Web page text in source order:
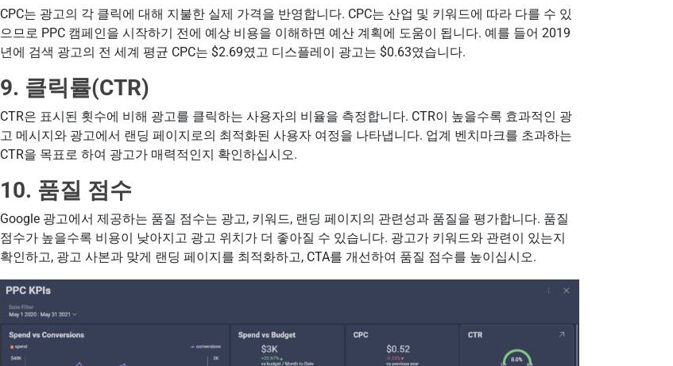
CPC는 광고의 각 클릭에 대해 지불한 실제 가격을 반영합니다. CPC는 산업 및 키워드에 따라 다를 수 있
으므로 PPC 캠페인을 시작하기 전에 예상 비용을 이해하면 예산 계획에 도움이 됩니다. 예를 들어 2019
년에 검색 광고의 전 세계 평균 CPC는 $2.69였고 디스플레이 광고는 $0.63였습니다.
9. 클릭률(CTR)
CTR은 표시된 횟수에 비해 광고를 클릭하는 사용자의 비율을 측정합니다. CTR이 높을수록 효과적인 광
고 메시지와 광고에서 랜딩 페이지로의 최적화된 사용자 여정을 나타냅니다. 업계 벤치마크를 초과하는
CTR을 목표로 하여 광고가 매력적인지 확인하십시오.
10. 품질 점수
Google 광고에서 제공하는 품질 점수는 광고, 키워드, 랜딩 페이지의 관련성과 품질을 평가합니다. 품질
점수가 높을수록 비용이 낮아지고 광고 위치가 더 좋아질 수 있습니다. 광고가 키워드와 관련이 있는지
확인하고, 광고 사본과 맞게 랜딩 페이지를 최적화하고, CTA를 개선하여 품질 점수를 높이십시오.